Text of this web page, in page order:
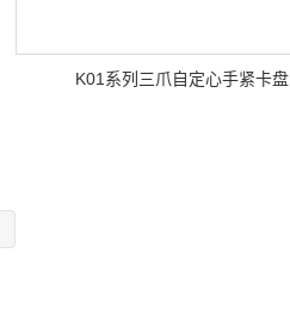
K01系列三爪自定心手紧卡盘